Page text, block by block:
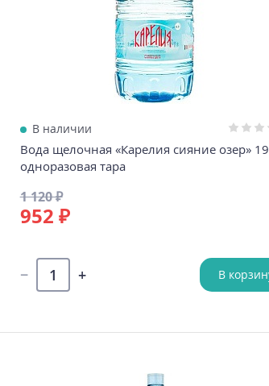
В наличии
Вода щелочная «Карелия сияние озер»
одноразовая тара
1 120 ₽
952 ₽
В